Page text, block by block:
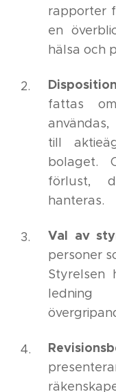
rapporter
en
hälsa och
fattas
till
bolaget.
förlust,
hanteras.
Val av
personer
Styrelsen